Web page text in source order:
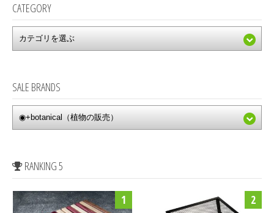
CATEGORY
SALE BRANDS
RANKING 5